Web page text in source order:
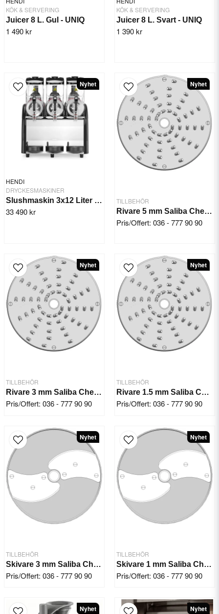
KÖK & SERVERING
Juicer 8 L. Gul - UNIQ
1 490 kr
KÖK & SERVERING
Juicer 8 L. Svart - UNIQ
1 390 kr
HENDI
DRYCKESMASKINER
Slushmaskin 3x12 Liter Profi Line
33 490 kr
Nyhet
TILLBEHÖR
Rivare 5 mm Saliba Chef KL50E
Pris/Offert: 036 - 777 90 90
Nyhet
TILLBEHÖR
Rivare 3 mm Saliba Chef KL50E
Pris/Offert: 036 - 777 90 90
Nyhet
TILLBEHÖR
Rivare 1.5 mm Saliba Chef KL50E
Pris/Offert: 036 - 777 90 90
Nyhet
TILLBEHÖR
Skivare 3 mm Saliba Chef KL50E
Pris/Offert: 036 - 777 90 90
Nyhet
TILLBEHÖR
Skivare 1 mm Saliba Chef KL50E
Pris/Offert: 036 - 777 90 90
Nyhet
Nyhet Nyhet